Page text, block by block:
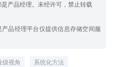
产品经理。未经许可，禁止转载
品经理平台仅提供信息存储空间服
级视角 系统化方法